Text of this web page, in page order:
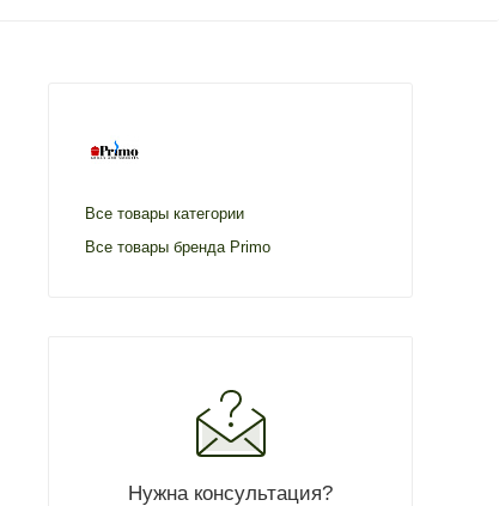
Все товары категории
Все товары бренда Primo
Нужна консультация?